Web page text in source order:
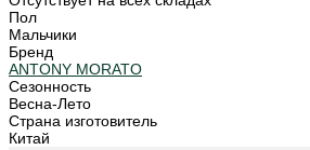
Пол
Мальчики
Бренд
ANTONY MORATO
Сезонность
Весна-Лето
Страна изготовитель
Китай